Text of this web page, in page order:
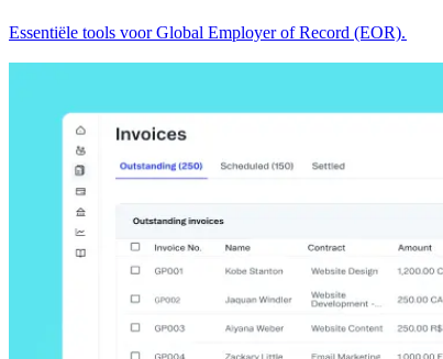
Essentiële tools voor Global Employer of Record (EOR).​​